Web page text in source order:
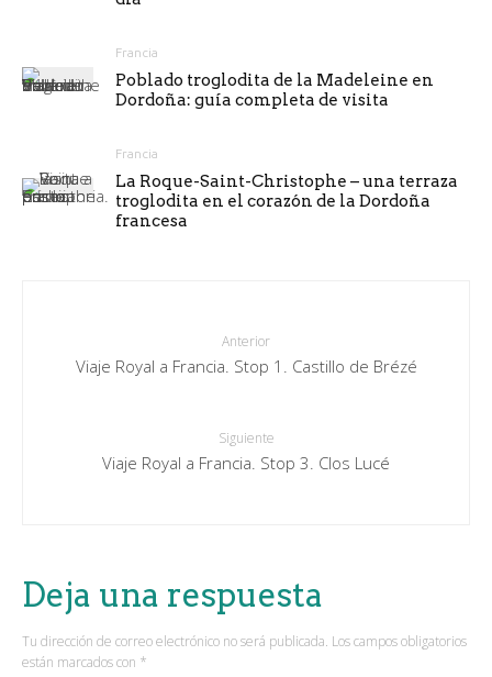
Francia
Poblado troglodita de la Madeleine en
Dordoña: guía completa de visita
Francia
La Roque-Saint-Christophe – una terraza
troglodita en el corazón de la Dordoña
francesa
Anterior
Viaje Royal a Francia. Stop 1. Castillo de Brézé
Siguiente
Viaje Royal a Francia. Stop 3. Clos Lucé
Deja una respuesta
Tu dirección de correo electrónico no será publicada. Los campos obligatorios
están marcados con *